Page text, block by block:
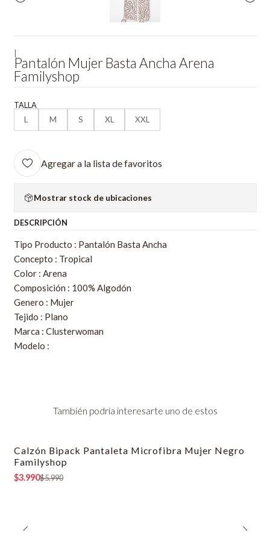
Pantalón Mujer Basta Ancha Arena
Familyshop
TALLA
L
M S XL XXL
Agregar a la lista de favoritos
Mostrar stock de ubicaciones
DESCRIPCIÓN
Tipo Producto : Pantalón Basta Ancha
Concepto : Tropical
Color : Arena
Composición : 100% Algodón
Genero : Mujer
Tejido : Plano
Marca : Clusterwoman
Modelo :
También podría interesarte uno de estos
-33% OFF
Calzón Bipack Pantaleta Microfibra Mujer Negro
Familyshop
$3.990$5.990